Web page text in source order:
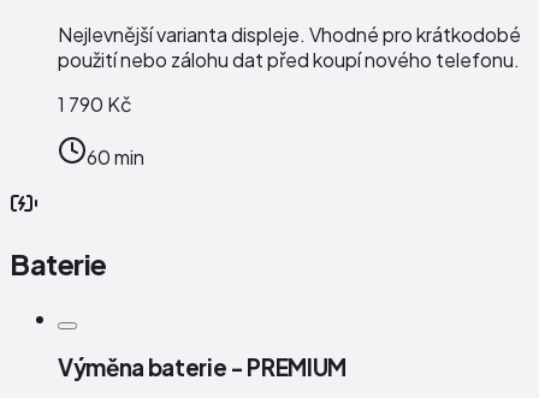
Nejlevnější varianta displeje. Vhodné pro krátkodobé
použití nebo zálohu dat před koupí nového telefonu.
1 790 Kč
60 min
Baterie
Výměna baterie - PREMIUM